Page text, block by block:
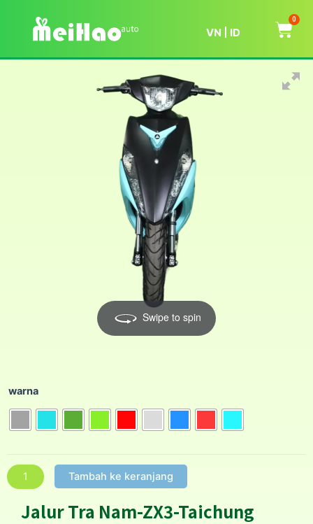
VN ID
0
Swipe to spin
warna
Tambah ke keranjang
Jalur Tra Nam-ZX3-Taichung